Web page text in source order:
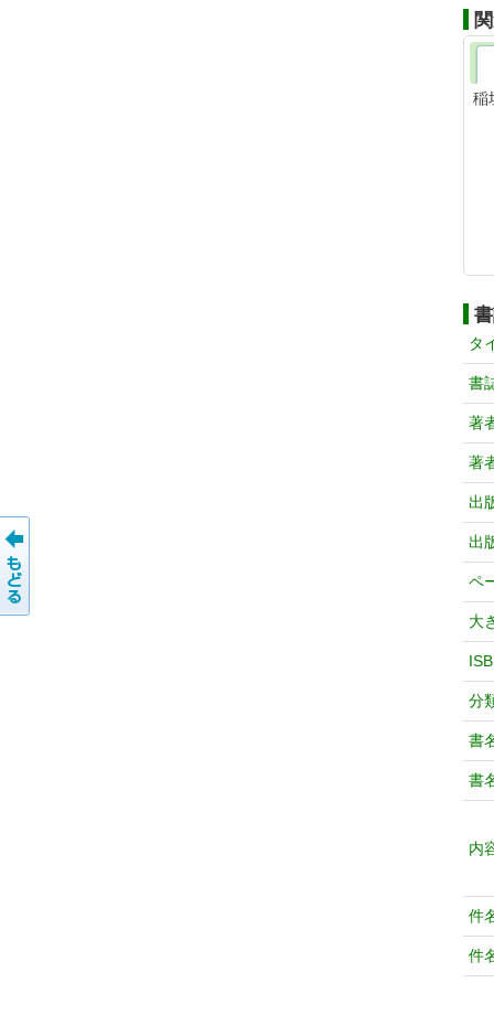
稲
タ
書
著
著
出
出
ペ
大
分
書
書
内
件
件